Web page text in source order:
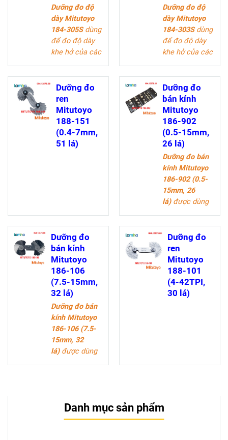
Dưỡng đo độ
dày Mitutoyo
184-305Sdùng
để đo độ dày
khe hở của các
ứng dụng trong
các ngành kỹ
thuật như xây
dựng, cơ khí
chế tạo máy,
khuôn mẫu, ô
tô, linh kiện
Dưỡng đo độ
dày Mitutoyo
184-303Sdùng
để đo độ dày
khe hở của các
ứng dụng trong
các ngành kỹ
thuật như xây
dựng, cơ khí
chế tạo máy,
khuôn mẫu, ô
tô, linh kiện
điện tử, nội
thất.
Dưỡng đo
ren
Mitutoyo
188-151
(0.4-7mm,
51 lá)
Dưỡng đo
bán kính
Mitutoyo
186-902
(0.5-15mm,
26 lá)
Dưỡng đo bán
kính Mitutoyo
186-902 (0.5-
15mm, 26
lá) được dùng
nhanh bán kính
trong hoặc bán
kính ngoài chi
tiết trong các
ngành kỹ thuật
như xây dựng,
cơ khí chế tạo
Dưỡng đo
bán kính
Mitutoyo
186-106
(7.5-15mm,
32 lá)
Dưỡng đo bán
kính Mitutoyo
186-106 (7.5-
15mm, 32
lá)được dùng
kính ngoài chi
tiết trong các
ngành kỹ thuật
Dưỡng đo
ren
Mitutoyo
188-101
(4-42TPI,
30 lá)
Danh mục sản phẩm